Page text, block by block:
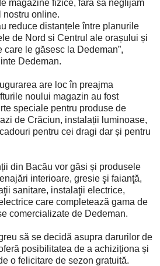
magazine fizice, fără să neglijăm
nostru online.
reduce distanțele între planurile
de Nord si Centrul ale orașului și
le găsesc la Dedeman”,
Dedeman.
are loc în preajma
noului magazin au fost
speciale pentru produse de
de Crăciun, instalații luminoase,
pentru cei dragi dar și pentru
din Bacău vor găsi și produsele
interioare, gresie şi faianţă,
sanitare, instalaţii electrice,
care completează gama de
comercializate de Dedeman.
să se decidă asupra darurilor de
posibilitatea de a achiziționa și
o felicitare de sezon gratuită.